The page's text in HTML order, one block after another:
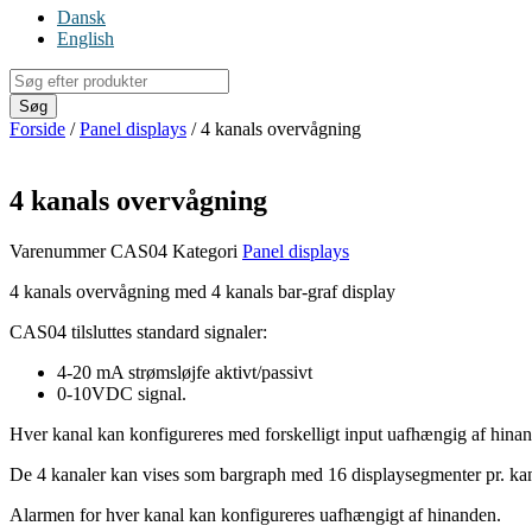
Dansk
English
Products
search
Søg
Forside /Panel displays / 4 kanals overvågning
4 kanals overvågning
VarenummerCAS04 Kategori Panel displays
4 kanals overvågning med 4 kanals bar-graf display
CAS04 tilsluttes standard signaler:
4-20 mA strømsløjfe aktivt/passivt
0-10VDC signal.
Hver kanal kan konfigureres med forskelligt input uafhængig af
De 4 kanaler kan vises som bargraph med 16 displaysegmenter pr.
Alarmen for hver kanal kan konfigureres uafhængigt af hinanden.